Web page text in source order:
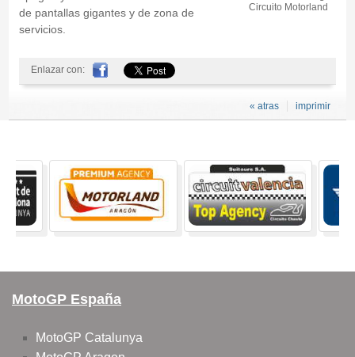
Circuito Motorland
de pantallas gigantes y de zona de
servicios.
Enlazar con:
imprimir
« atras
MotoGP España
MotoGP Catalunya